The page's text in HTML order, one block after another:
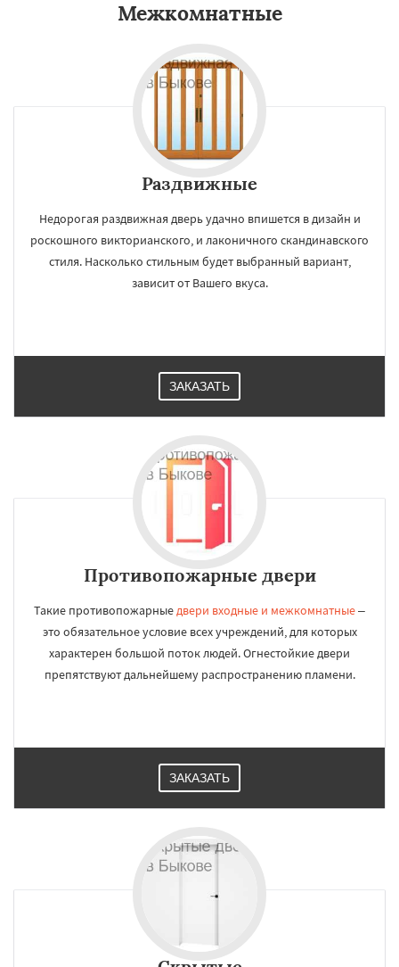
Межкомнатные
Раздвижные
Недорогая раздвижная дверь удачно впишется в дизайн и
роскошного викторианского, и лаконичного скандинавского
стиля. Насколько стильным будет выбранный вариант,
зависит от Вашего вкуса.
ЗАКАЗАТЬ
Противопожарные двери
Такие противопожарныедвери входные и межкомнатные–
это обязательное условие всех учреждений, для которых
характерен большой поток людей. Огнестойкие двери
препятствуют дальнейшему распространению пламени.
ЗАКАЗАТЬ